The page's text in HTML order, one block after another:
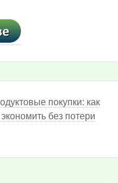
покупки: как
без потери